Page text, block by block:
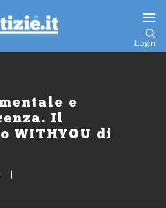
Login
e
Il
WITHYOU di
to mobile version